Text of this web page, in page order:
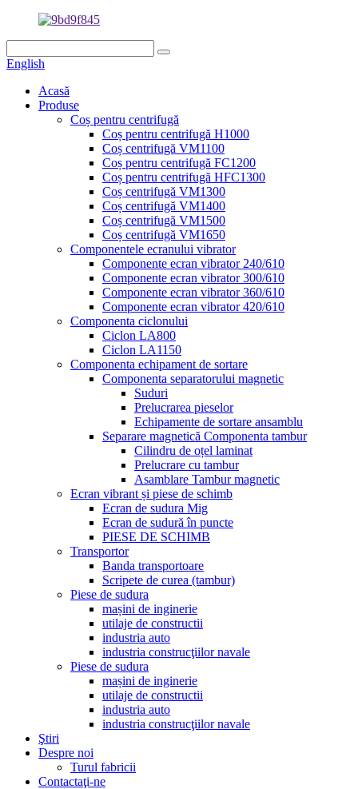
English
Acasă
Produse
Coș pentru centrifugă
Coș pentru centrifugă H1000
Coș centrifugă VM1100
Coș pentru centrifugă FC1200
Coș pentru centrifugă HFC1300
Coș centrifugă VM1300
Coș centrifugă VM1400
Coș centrifugă VM1500
Coș centrifugă VM1650
Componentele ecranului vibrator
Componente ecran vibrator 240/610
Componente ecran vibrator 300/610
Componente ecran vibrator 360/610
Componente ecran vibrator 420/610
Componenta ciclonului
Ciclon LA800
Ciclon LA1150
Componenta echipament de sortare
Componenta separatorului magnetic
Suduri
Prelucrarea pieselor
Echipamente de sortare ansamblu
Separare magnetică Componenta tambur
Cilindru de oțel laminat
Prelucrare cu tambur
Asamblare Tambur magnetic
Ecran vibrant și piese de schimb
Ecran de sudura Mig
Ecran de sudură în puncte
PIESE DE SCHIMB
Transportor
Banda transportoare
Scripete de curea (tambur)
Piese de sudura
mașini de inginerie
utilaje de constructii
industria auto
industria construcţiilor navale
Piese de sudura
mașini de inginerie
utilaje de constructii
industria auto
industria construcţiilor navale
Ştiri
Despre noi
Turul fabricii
Contactaţi-ne